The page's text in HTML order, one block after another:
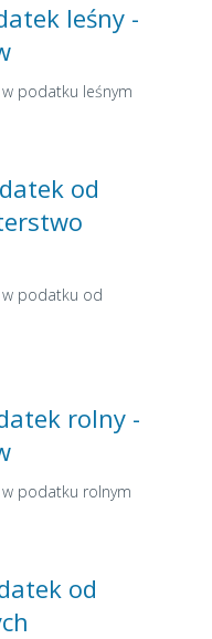
leśny -
podatku leśnym
od
podatku od
rolny -
podatku rolnym
od